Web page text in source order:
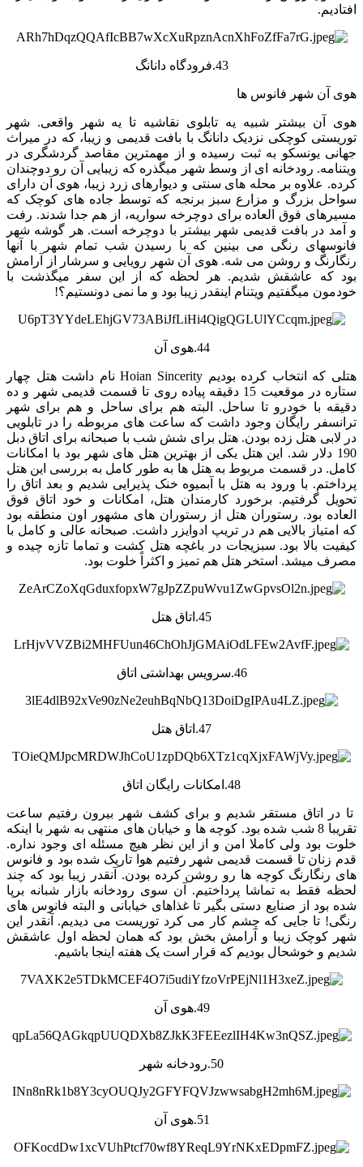
افتادیم.
43.فرودگاه دانانگ
هوی آن شهر فانوس ها
هوی آن بیشتر شبیه یه تابلوی نقاشیه تا یه شهر واقعی. شهر
توریستی کوچکی نزدیک دانانگ با بافت قدیمی و زیبا، که در میراث
جهانی یونسکو به ثبت رسیده و از مهمترین مقاصد گردشگری در
ویتنامه. رودخانه ای از وسط شهر میگذره که زیبایی آن رو دوچندان
کرده. علاوه بر محله های سنتی و دیوارهای زرد زیبا، هوی آن دارای
سواحل بزرگ و مزارع سبز برنجه که توسط جاده های کوچک که
مسیرهای فوق العاده برای دوچرخه سواریه، از هم جدا شدند. رفت
و آمد در بافت قدیمی شهر بیشتر با دوچرخه است. هر گوشه شهر
فانوسهای رنگی می بینین که با رسیدن شب تمام شهر با آنها
رنگارنگ و روشن می شه. هوی آن شهر رویایی و سرشار از آرامش
بود که عاشقش شدیم. هر لحظه که از این سفر میگذشت با
خودمون میگفتیم ویتنام اینقدر زیبا بود و ما نمی دونستیم؟!
44.هوی آن
هتلی که انتخاب کرده بودیم Hoian Sincerity نام داشت هتل چهار
ستاره در موقعیت 15 دقیقه پیاده روی تا قسمت قدیمی شهر و ده
دقیقه با خودرو تا ساحل. البته هم برای ساحل و هم برای شهر
ترانسفر رایگان وجود داشت که ساعت های مربوطه را در تابلویی
در لابی هتل زده بودن. هتل برای شش شب با صبحانه برای اتاق دبل
190 دلار شد. این هتل یکی از بهترین هتل های شهر بود با امکانات
کامل. در قسمت مربوط به هتل ها به طور کامل به بررسی این هتل
پرداختم. با ورود به هتل با آبمیوه خنک پذیرایی شدیم و بعد اتاق را
تحویل گرفتیم. برخورد کارمندان هتل، امکانات و خود اتاق فوق
العاده بود. رستوران هتل از رستوران های مشهور اون منطقه بود
که امتیاز بالایی هم در تریپ ادوایزر داشت. صبحانه عالی و کامل با
کیفیت بالا بود. سبزیجات در باغچه هتل کشت و تماما تازه چیده و
مصرف میشد. استخر هتل هم تمیز و اکثراً خلوت بود.
45.اتاق هتل
46.سرویس بهداشتی اتاق
47.اتاق هتل
48.امکانات رایگان اتاق
تا در اتاق مستقر شدیم و برای کشف شهر بیرون رفتیم ساعت
تقریبا 8 شب شده بود. کوچه ها و خیابان های منتهی به شهر با اینکه
خلوت بود ولی کاملا امن و از این نظر هیچ مسئله ای وجود نداره.
قدم زنان تا قسمت قدیمی شهر رفتیم هوا تاریک شده بود و فانوس
های رنگارنگ کوچه ها رو روشن کرده بودن. آنقدر زیبا بود که چند
لحظه فقط به تماشا پرداختیم. آن سوی رودخانه بازار شبانه برپا
شده بود از صنایع دستی بگیر تا غذاهای خیابانی و البته فانوس های
رنگی! تا جایی که چشم کار می کرد توریست می دیدیم. آنقدر این
شهر کوچک زیبا و آرامش بخش بود که همان لحظه اول عاشقش
شدیم و خوشحال بودیم که قرار است یک هفته اینجا باشیم.
49.هوی آن
50.رودخانه شهر
51.هوی آن